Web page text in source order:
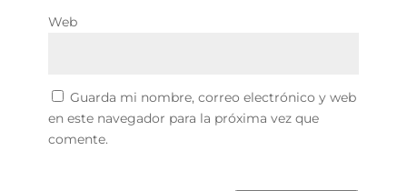
Web
Guarda mi nombre, correo electrónico y web
en este navegador para la próxima vez que
comente.